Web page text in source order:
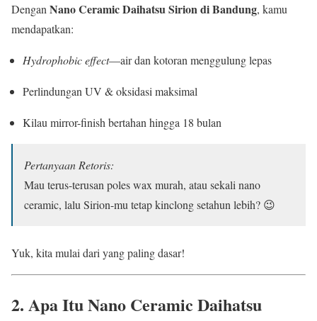
DenganNano Ceramic Daihatsu Sirion di Bandung, kamu
mendapatkan:
Hydrophobic effect—air dan kotoran menggulung lepas
Perlindungan UV & oksidasi maksimal
Kilau mirror-finish bertahan hingga 18 bulan
Pertanyaan Retoris:
Mau terus-terusan poles wax murah, atau sekali nano
ceramic, lalu Sirion-mu tetap kinclong setahun lebih? 😉
Yuk, kita mulai dari yang paling dasar!
2. Apa ItuNano Ceramic Daihatsu